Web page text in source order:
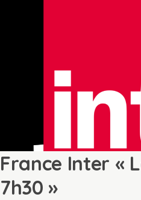
France Inter «
7h30 »